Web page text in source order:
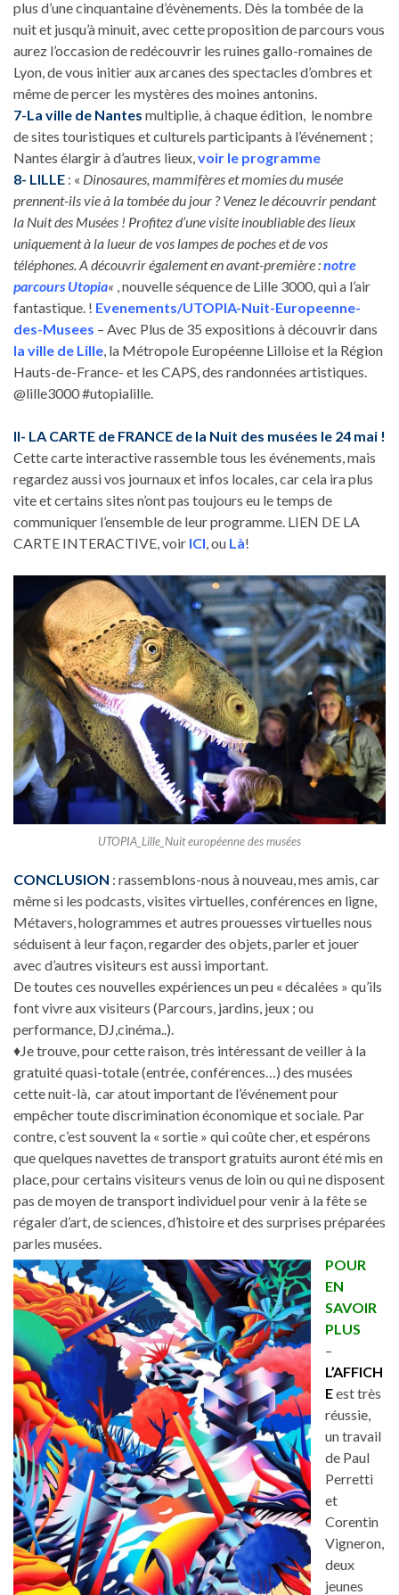
plus d’une cinquantaine d’évènements. Dès la tombée de la
nuit et jusqu’à minuit, avec cette proposition de parcours vous
aurez l’occasion de redécouvrir les ruines gallo-romaines de
Lyon, de vous initier aux arcanes des spectacles d’ombres et
même de percer les mystères des moines antonins.
7-La ville de Nantes multiplie, à chaque édition, le nombre
de sites touristiques et culturels participants à l’événement ;
Nantes élargir à d’autres lieux,voir le programme
8- LILLE : « Dinosaures, mammifères et momies du musée
prennent-ils vie à la tombée du jour ? Venez le découvrir pendant
la Nuit des Musées ! Profitez d’une visite inoubliable des lieux
uniquement à la lueur de vos lampes de poches et de vos
téléphones. A découvrir également en avant-première :notre
parcours Utopia« , nouvelle séquence de Lille 3000, qui a l’air
fantastique. ! Evenements/UTOPIA-Nuit-Europeenne-
des-Musees – Avec Plus de 35 expositions à découvrir dans
la ville de Lille, la Métropole Européenne Lilloise et la Région
Hauts-de-France- et les CAPS, des randonnées artistiques.
@lille3000 #utopialille.
II- LA CARTE de FRANCE de la Nuit des musées le 24 mai !
Cette carte interactive rassemble tous les événements, mais
regardez aussi vos journaux et infos locales, car cela ira plus
vite et certains sites n’ont pas toujours eu le temps de
communiquer l’ensemble de leur programme. LIEN DE LA
CARTE INTERACTIVE, voir ICI, ou Là!
UTOPIA_Lille_Nuit européenne des musées
CONCLUSION : rassemblons-nous à nouveau, mes amis, car
même si les podcasts, visites virtuelles, conférences en ligne,
Métavers, hologrammes et autres prouesses virtuelles nous
séduisent à leur façon, regarder des objets, parler et jouer
avec d’autres visiteurs est aussi important.
De toutes ces nouvelles expériences un peu « décalées » qu’ils
font vivre aux visiteurs (Parcours, jardins, jeux ; ou
performance, DJ,cinéma..).
♦Je trouve, pour cette raison, très intéressant de veiller à la
gratuité quasi-totale (entrée, conférences…) des musées
cette nuit-là, car atout important de l’événement pour
empêcher toute discrimination économique et sociale. Par
contre, c’est souvent la « sortie » qui coûte cher, et espérons
que quelques navettes de transport gratuits auront été mis en
place, pour certains visiteurs venus de loin ou qui ne disposent
pas de moyen de transport individuel pour venir à la fête se
régaler d’art, de sciences, d’histoire et des surprises préparées
parles musées.
POUR
EN
SAVOIR
PLUS
–
L’AFFICH
Eest très
réussie,
un travail
de Paul
Perretti
et
Corentin
Vigneron,
deux
jeunes